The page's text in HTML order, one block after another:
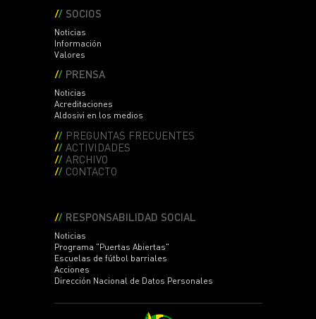
SOCIOS
Noticias
Información
Valores
PRENSA
Noticias
Acreditaciones
Aldosivi en los medios
PREGUNTAS FRECUENTES
ACTIVIDADES
ARCHIVO
CONTACTO
RESPONSABILIDAD SOCIAL
Noticias
Programa "Puertas Abiertas"
Escuelas de fútbol barriales
Acciones
Dirección Nacional de Datos Personales